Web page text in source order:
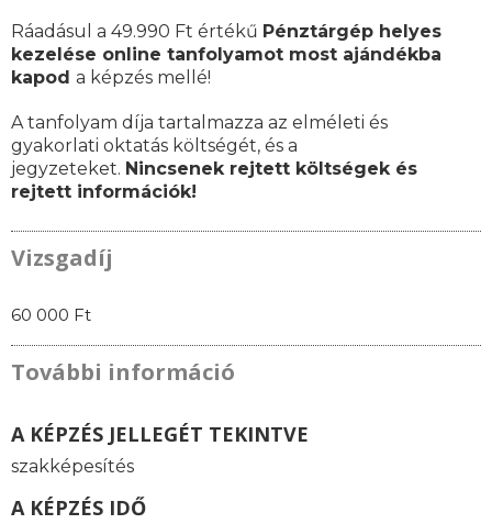
Ráadásul a 49.990 Ft értékű Pénztárgép helyes
kezelése online tanfolyamot most ajándékba
kapod a képzés mellé!
A tanfolyam díja tartalmazza az elméleti és
gyakorlati oktatás költségét, és a
jegyzeteket. Nincsenek rejtett költségek és
rejtett információk!
Vizsgadíj
60 000 Ft
További információ
A KÉPZÉS JELLEGÉT TEKINTVE
szakképesítés
A KÉPZÉS IDŐ